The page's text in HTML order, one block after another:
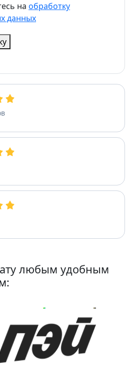
на обработку
данных
любым удобным